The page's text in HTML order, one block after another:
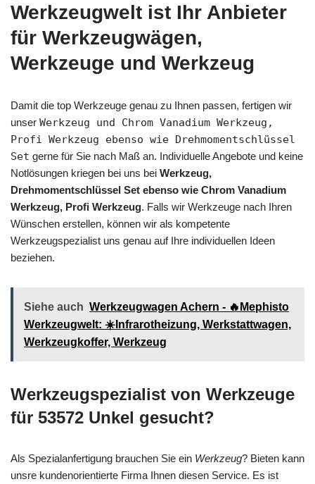
Werkzeugwelt ist Ihr Anbieter
für Werkzeugwägen,
Werkzeuge und Werkzeug
Damit die top Werkzeuge genau zu Ihnen passen, fertigen wir
unser Werkzeug und Chrom Vanadium Werkzeug,
Profi Werkzeug ebenso wie Drehmomentschlüssel
Set gerne für Sie nach Maß an. Individuelle Angebote und keine
Notlösungen kriegen bei uns bei Werkzeug,
Drehmomentschlüssel Set ebenso wie Chrom Vanadium
Werkzeug, Profi Werkzeug. Falls wir Werkzeuge nach Ihren
Wünschen erstellen, können wir als kompetente
Werkzeugspezialist uns genau auf Ihre individuellen Ideen
beziehen.
Siehe auch Werkzeugwagen Achern - 🔥Mephisto
Werkzeugwelt: ☀️Infrarotheizung, Werkstattwagen,
Werkzeugkoffer, Werkzeug
Werkzeugspezialist von Werkzeuge
für 53572 Unkel gesucht?
Als Spezialanfertigung brauchen Sie ein Werkzeug? Bieten kann
unsre kundenorientierte Firma Ihnen diesen Service. Es ist